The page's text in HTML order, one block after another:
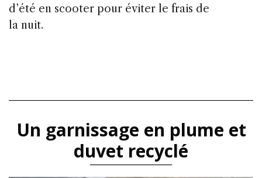
d’été en scooter pour éviter le frais de
la nuit.
Un garnissage en plume et
duvet recyclé